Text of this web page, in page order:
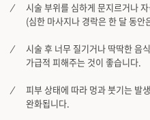
시술 부위를 심하게 문지르거나
(심한 마사지나 경락은 한 달 동안
시술 후 너무 질기거나 딱딱한 음
가급적 피해주는 것이 좋습니다.
피부 상태에 따라 멍과 붓기는 발
완화됩니다.